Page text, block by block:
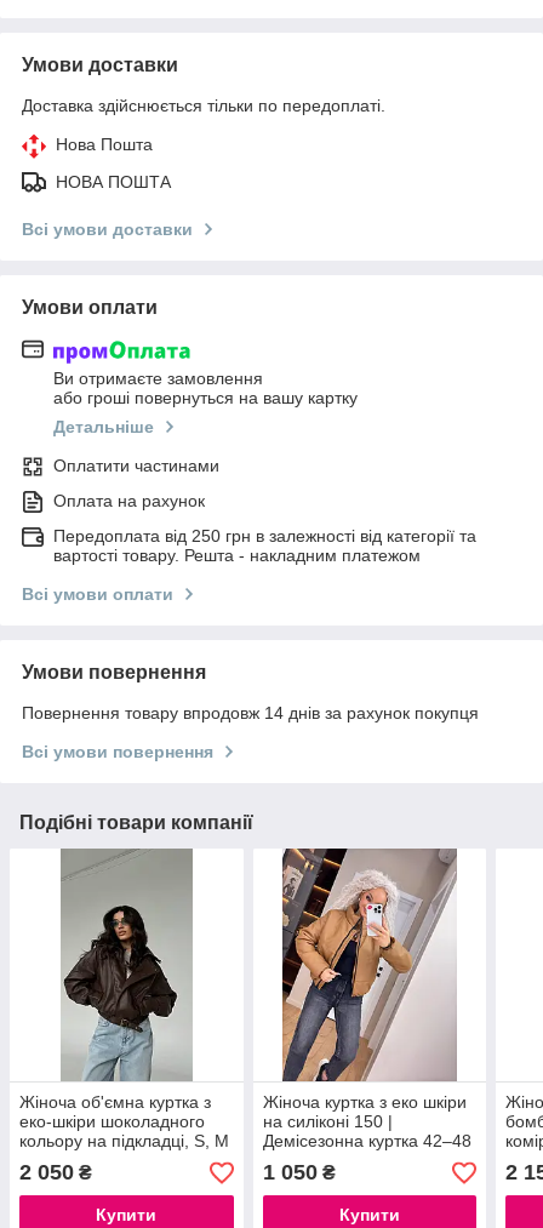
Умови доставки
Доставка здійснюється тільки по передоплаті.
Нова Пошта
НОВА ПОШТА
Всі умови доставки
Умови оплати
Ви отримаєте замовлення
або гроші повернуться на вашу картку
Детальніше
Оплатити частинами
Оплата на рахунок
Передоплата від 250 грн в залежності від категорії та
вартості товару. Решта - накладним платежом
Всі умови оплати
Умови повернення
Повернення товару впродовж 14 днів за рахунок покупця
Всі умови повернення
Подібні товари компанії
Жіноча об'ємна куртка з
еко-шкіри шоколадного
кольору на підкладці, S, M
, L
2 050 ₴
Купити
Жіноча куртка з еко шкіри
на силіконі 150 |
Демісезонна куртка 42–48
зима-весна
1 050₴
Купити
2